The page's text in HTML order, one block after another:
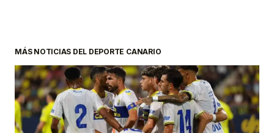
MÁS NOTICIAS DEL DEPORTE CANARIO